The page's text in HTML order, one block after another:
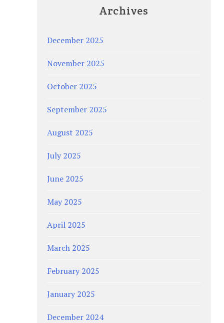
Archives
December 2025
November 2025
October 2025
September 2025
August 2025
July 2025
June 2025
May 2025
April 2025
March 2025
February 2025
January 2025
December 2024